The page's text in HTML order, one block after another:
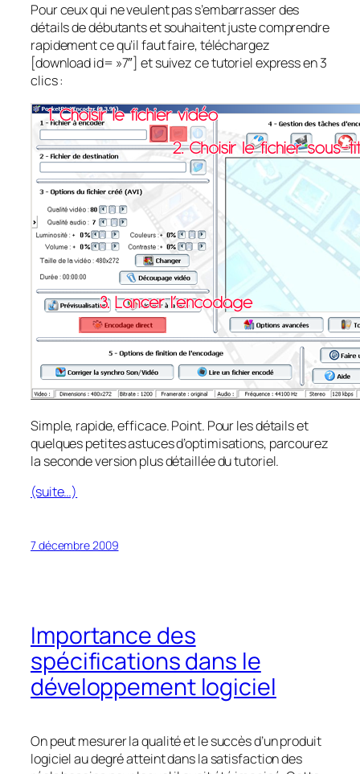
Pour ceux qui ne veulent pas s’embarrasser des
détails de débutants et souhaitent juste comprendre
rapidement ce qu’il faut faire, téléchargez
[download id= »7″] et suivez ce tutoriel express en 3
clics :
Simple, rapide, efficace. Point. Pour les détails et
quelques petites astuces d’optimisations, parcourez
la seconde version plus détaillée du tutoriel.
(suite…)
7 décembre 2009
Importance des
spécifications dans le
développement logiciel
On peut mesurer la qualité et le succès d’un produit
logiciel au degré atteint dans la satisfaction des